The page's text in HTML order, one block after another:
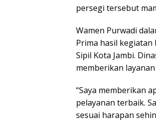
persegi tersebut
Wamen Purwadi
Prima hasil kegiatan
Sipil Kota Jambi.
memberikan layanan
“Saya memberikan
pelayanan terbaik.
sesuai harapan